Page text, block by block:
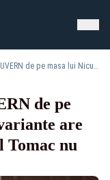
Cele trei scenarii de GUVERN de pe masa lui Nicușor Dan. Ce variante are președintele dacă guvernul Tomac nu trece la vot?
de pe
are
Tomac nu